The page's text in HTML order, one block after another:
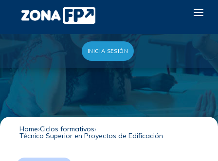
NOTICIAS
QUIERO EXPONER
INICIA SESIÓN
Home Ciclos formativos
Técnico Superior en Proyectos de Edificación